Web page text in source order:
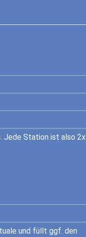
Jede Station ist also 2x
und füllt ggf. den